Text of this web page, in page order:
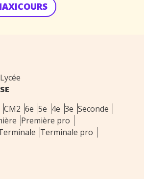
Lycée
CM2 6e 5e 4e 3e Seconde
Première pro
Terminale pro